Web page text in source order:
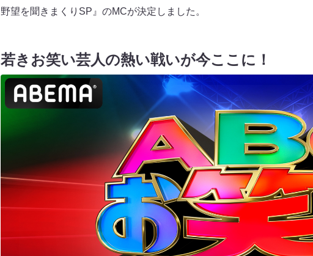
野望を聞きまくりSP』のMCが決定しました。
若きお笑い芸人の熱い戦いが今ここに！